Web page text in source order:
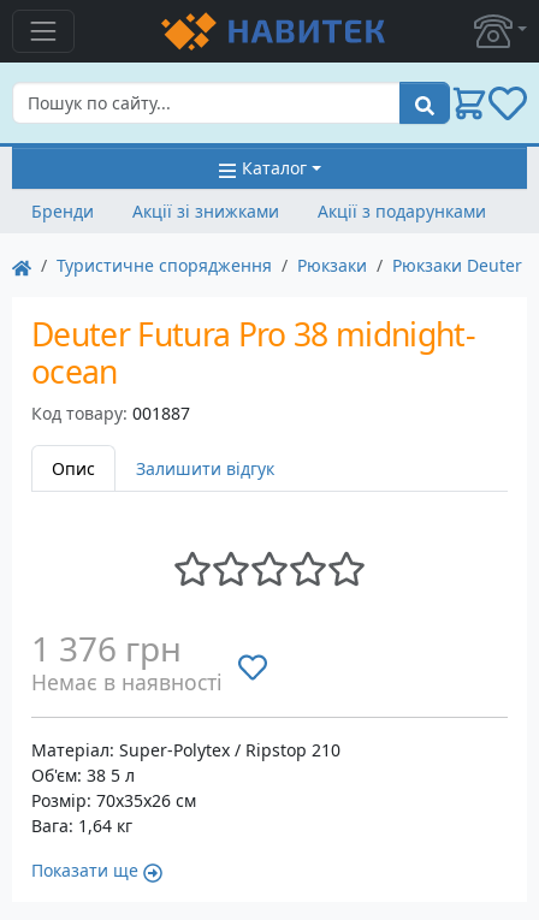
Пошук
Каталог
Бренди
Акції зі знижками Акції з подарунками
Туристичне спорядження Рюкзаки Рюкзаки Deuter
Deuter Futura Pro 38 midnight-
ocean
Код товару: 001887
Опис Залишити відгук
1 376 грн
Немає в наявності
Матеріал: Super-Polytex / Ripstop 210
Об'єм: 38 5 л
Розмір: 70х35х26 см
Вага: 1,64 кг
Показати ще